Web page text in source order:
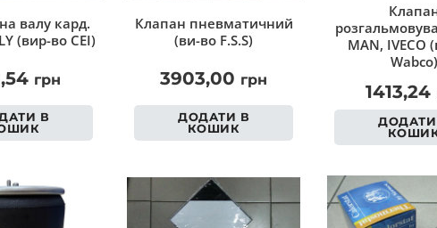
валу кард.
(вир-во CEI)
грн
В
Клапан пневматичний
(ви-во F.S.S)
3903,00 грн
ДОДАТИ В
КОШИК
MAN, IVECO
Wabco)
1413,24
ДОДАТИ